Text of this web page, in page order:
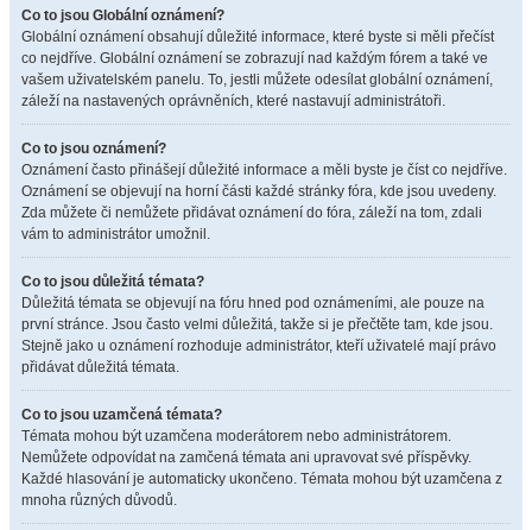
Co to jsou Globální oznámení?
Globální oznámení obsahují důležité informace, které byste si měli přečíst
co nejdříve. Globální oznámení se zobrazují nad každým fórem a také ve
vašem uživatelském panelu. To, jestli můžete odesílat globální oznámení,
záleží na nastavených oprávněních, které nastavují administrátoři.
Co to jsou oznámení?
Oznámení často přinášejí důležité informace a měli byste je číst co nejdříve.
Oznámení se objevují na horní části každé stránky fóra, kde jsou uvedeny.
Zda můžete či nemůžete přidávat oznámení do fóra, záleží na tom, zdali
vám to administrátor umožnil.
Co to jsou důležitá témata?
Důležitá témata se objevují na fóru hned pod oznámeními, ale pouze na
první stránce. Jsou často velmi důležitá, takže si je přečtěte tam, kde jsou.
Stejně jako u oznámení rozhoduje administrátor, kteří uživatelé mají právo
přidávat důležitá témata.
Co to jsou uzamčená témata?
Témata mohou být uzamčena moderátorem nebo administrátorem.
Nemůžete odpovídat na zamčená témata ani upravovat své příspěvky.
Každé hlasování je automaticky ukončeno. Témata mohou být uzamčena z
mnoha různých důvodů.